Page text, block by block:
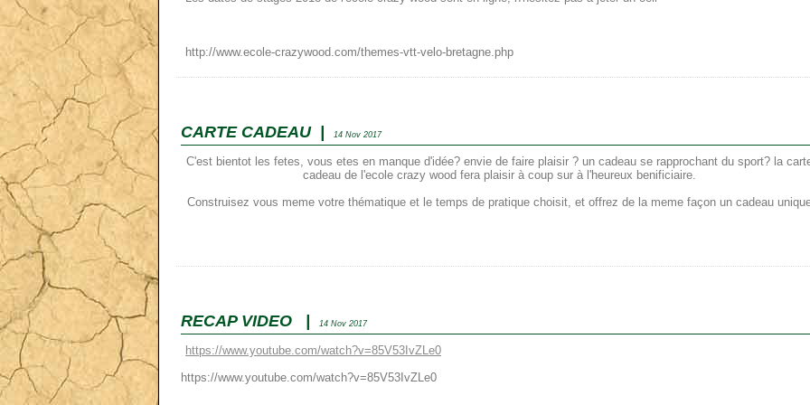
http://www.ecole-crazywood.com/themes-vtt-velo-bretagne.php
CARTE CADEAU | 14 Nov 2017
C'est bientot les fetes, vous etes en manque d'idée? envie de faire plaisir ? un cadeau se rapprochant du sport? la
cadeau de l'ecole crazy wood fera plaisir à coup sur à l'heureux benificiaire.
Construisez vous meme votre thématique et le temps de pratique choisit, et offrez de la meme façon un cadeau
RECAP VIDEO | 14 Nov 2017
https://www.youtube.com/watch?v=85V53IvZLe0
https://www.youtube.com/watch?v=85V53IvZLe0